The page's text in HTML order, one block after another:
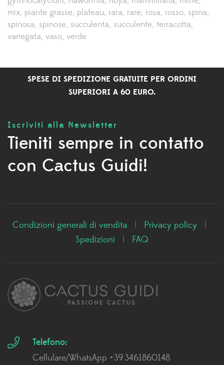
mix piante grasse plateau rara rare rosa rosso spina
spinosa spinose succulenta succulente terracotta
variegata vaso verde
SPESE DI SPEDIZIONE GRATUITE PER ORDINI
SUPERIORI A 60 EURO.
Iscriviti alla Newsletter
Tieniti sempre in contatto
con Cactus Guidi!
Condizioni generali di vendita Privacy policy
Spedizioni
FAQ
Telefono:
Cellulare/WhatsApp +39 3461860148